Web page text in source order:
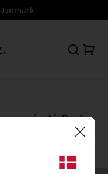
AirPods-
1 og 2,